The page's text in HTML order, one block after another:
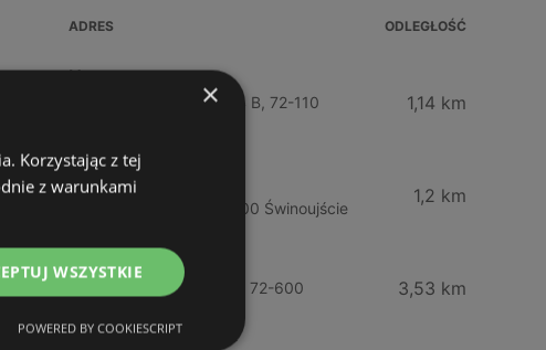
ADRES ODLEGŁOŚĆ
Husqvarna
Bolesława Chrobrego 64 B, 72-110
1,14 km
Sklepy Komfort S.A.
Grunwaldzka 97b, 72-600 Świnoujście
1,2 km
Castorama
Ul. Wojska Polskiego 96, 72-600
3,53 km
×
Korzystając z tej
z warunkami
WSZYSTKIE
POWERED BY COOKIESCRIPT